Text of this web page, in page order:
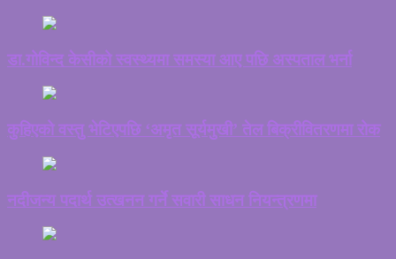
डा.गोविन्द केसीको स्वस्थ्यमा समस्या आए पछि अस्पताल भर्ना
कुहिएको वस्तु भेटिएपछि ‘अमृत सूर्यमुखी’ तेल बिक्रीवितरणमा रोक
नदीजन्य पदार्थ उत्खनन गर्ने सवारी साधन नियन्त्रणमा